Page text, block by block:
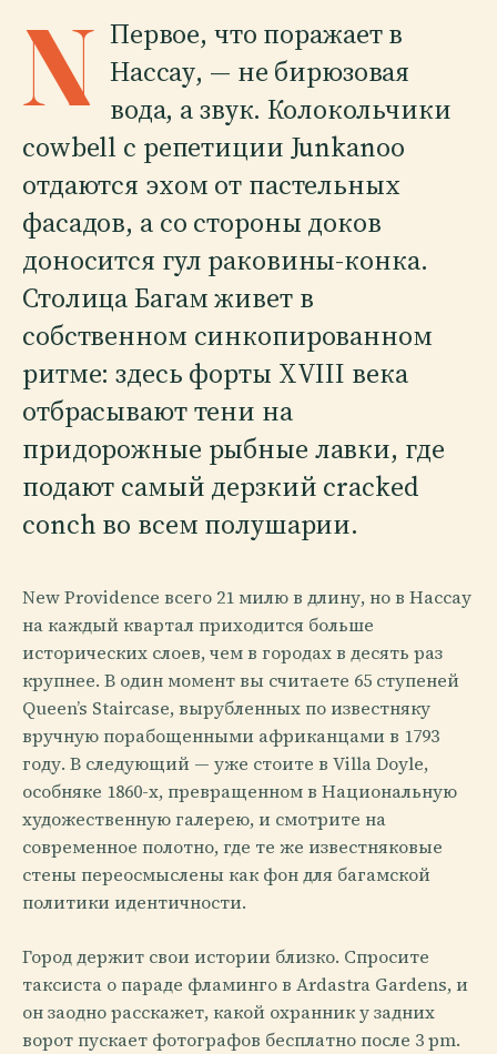
N Первое, что поражает в
Нассау, — не бирюзовая
вода, а звук. Колокольчики
cowbell с репетиции Junkanoo
отдаются эхом от пастельных
фасадов, а со стороны доков
доносится гул раковины-конка.
Столица Багам живет в
собственном синкопированном
ритме: здесь форты XVIII века
отбрасывают тени на
придорожные рыбные лавки, где
подают самый дерзкий cracked
conch во всем полушарии.
New Providence всего 21 милю в длину, но в Нассау
на каждый квартал приходится больше
исторических слоев, чем в городах в десять раз
крупнее. В один момент вы считаете 65 ступеней
Queen’s Staircase, вырубленных по известняку
вручную порабощенными африканцами в 1793
году. В следующий — уже стоите в Villa Doyle,
особняке 1860-х, превращенном в Национальную
художественную галерею, и смотрите на
современное полотно, где те же известняковые
стены переосмыслены как фон для багамской
политики идентичности.
Город держит свои истории близко. Спросите
таксиста о параде фламинго в Ardastra Gardens, и
он заодно расскажет, какой охранник у задних
ворот пускает фотографов бесплатно после 3 pm.